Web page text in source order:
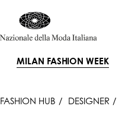
MILAN FASHION WEEK
FASHION HUB DESIGNER